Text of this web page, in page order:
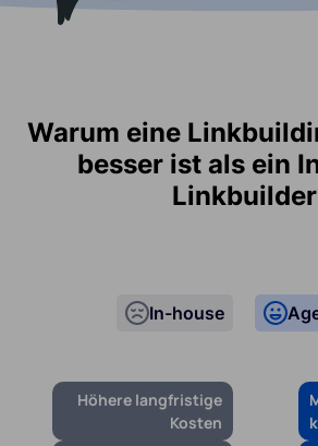
Warum eine
besser ist als ein
Linkbuilder
In-house
Höhere langfristige
Kosten